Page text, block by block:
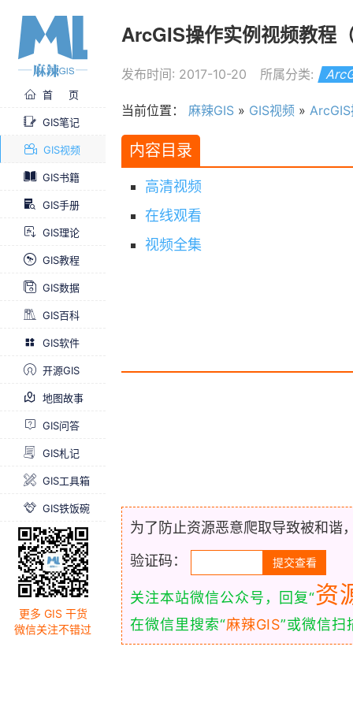
首 页
GIS笔记
GIS视频
GIS书籍
GIS手册
GIS理论
GIS教程
GIS数据
GIS百科
GIS软件
开源GIS
地图故事
GIS问答
GIS札记
GIS工具箱
GIS铁饭碗
更多 GIS 干货
微信关注不错过
ArcGIS操作实例视频教程
发布时间: 2017-10-20 所属分类:
当前位置： 麻辣GIS » GIS视频 »
内容目录
高清视频
在线观看
视频全集
为了防止资源恶意爬取导致被和谐
验证码：
关注本站微信公众号，回复“资
在微信里搜索“麻辣GIS”或微信扫